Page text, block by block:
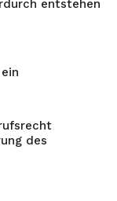
entstehen
des